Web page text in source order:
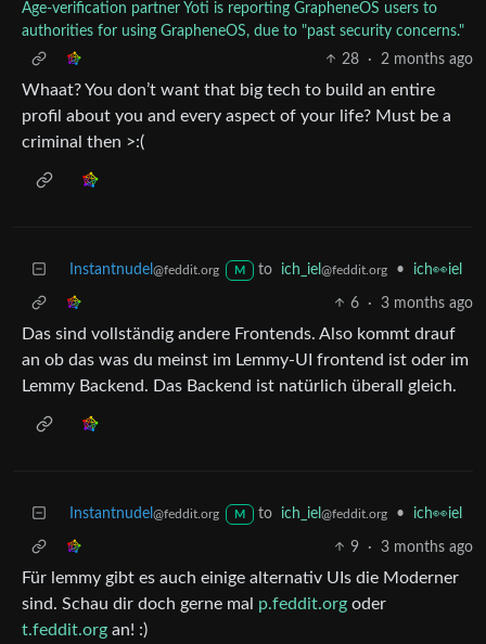
Age-verification partner Yoti is reporting GrapheneOS users to
authorities for using GrapheneOS, due to "past security concerns."
28
· 2 months ago
Whaat? You don’t want that big tech to build an entire
profil about you and every aspect of your life? Must be a
criminal then >:(
Instantnudel @feddit.org M to ich_iel @feddit.org • ich👀iel
6 · 3 months ago
Das sind vollständig andere Frontends. Also kommt drauf
an ob das was du meinst im Lemmy-UI frontend ist oder im
Lemmy Backend. Das Backend ist natürlich überall gleich.
Instantnudel @feddit.org M to ich_iel @feddit.org • ich👀iel
9 · 3 months ago
Für lemmy gibt es auch einige alternativ UIs die Moderner
sind. Schau dir doch gerne mal p.feddit.org oder
t.feddit.org an! :)